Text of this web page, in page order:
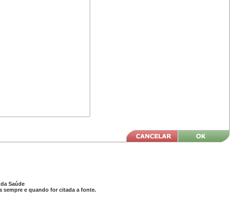
Saúde
sempre e quando for citada a fonte.